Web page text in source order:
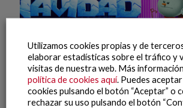
19 enero, 2023
Campaña de Navidad 2022
Utilizamos cookies propias y de
elaborar estadísticas sobre el tráfico y
visitas de nuestra web. Más
política de cookies aquí. Puedes
cookies pulsando el botón “Aceptar” o
rechazar su uso pulsando el botón